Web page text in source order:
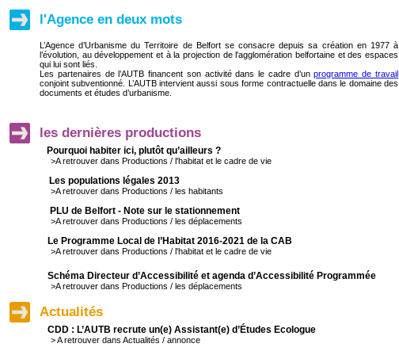
l'Agence en deux mots
L’Agence d’Urbanisme du Territoire de Belfort se consacre depuis sa création en 1977 à
l’évolution, au développement et à la projection de l'agglomération belfortaine et des espaces
qui lui sont liés.
Les partenaires de l’AUTB financent son activité dans le cadre d’unprogramme de travail
conjoint subventionné. L’AUTB intervient aussi sous forme contractuelle dans le domaine des
documents et études d’urbanisme.
les dernières productions
Pourquoi habiter ici, plutôt qu’ailleurs ?
>A retrouver dans Productions / l'habitat et le cadre de vie
Les populations légales 2013
>A retrouver dans Productions / les habitants
PLU de Belfort - Note sur le stationnement
>A retrouver dans Productions / les déplacements
Le Programme Local de l’Habitat 2016-2021 de la CAB
>A retrouver dans Productions / l'habitat et le cadre de vie
Schéma Directeur d’Accessibilité et agenda d’Accessibilité Programmée
>A retrouver dans Productions / les déplacements
Actualités
CDD : L’AUTB recrute un(e) Assistant(e) d’Études Ecologue
> A retrouver dans Actualités / annonce